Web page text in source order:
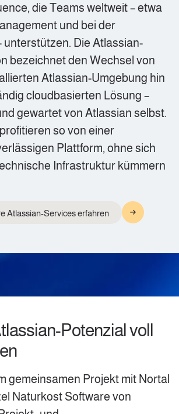
die Teams weltweit – etwa
und bei der
unterstützen. Die Atlassian-
bezeichnet den Wechsel von
Atlassian-Umgebung hin
cloudbasierten Lösung –
gewartet von Atlassian selbst.
so von einer
Plattform, ohne sich
Infrastruktur kümmern
Atlassian-Services erfahren
Potenzial voll
gemeinsamen Projekt mit Nortal
Naturkost Software von